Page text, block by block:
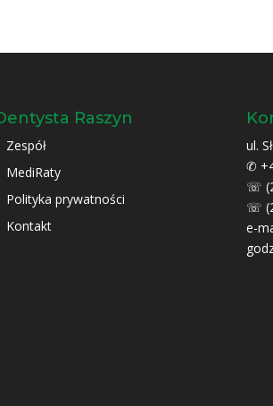
Raszyn
Zespół
MediRaty
Polityka prywatności
Kontakt
ul.
✆
☏
☏
e-